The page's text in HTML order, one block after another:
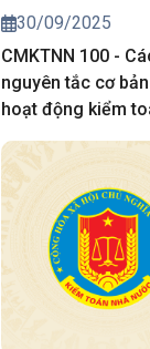
30/09/2025
CMKTNN 100 -
nguyên tắc cơ
hoạt động kiểm